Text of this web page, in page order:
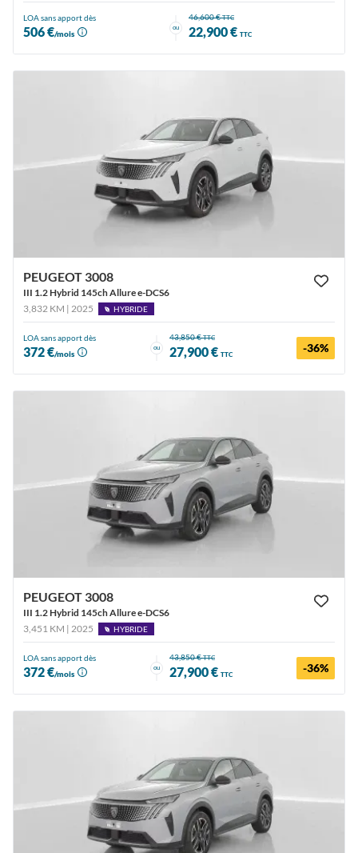
LOA sans apport dès
506 €/mois
ou
46,600 €TTC
22,900 € TTC
PEUGEOT 3008
III 1.2 Hybrid 145ch Allure e-DCS6
3,832 KM | 2025
HYBRIDE
LOA sans apport dès
372 €/mois
ou
43,850 €TTC
27,900 € TTC -36%
PEUGEOT 3008
III 1.2 Hybrid 145ch Allure e-DCS6
3,451 KM | 2025
HYBRIDE
LOA sans apport dès
372 €/mois
ou
43,850 €TTC
27,900 € TTC -36%